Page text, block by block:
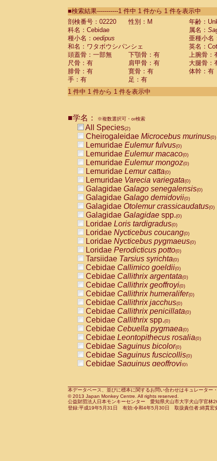
CebidaeSaguinus labiatus(0)
Cebidae Saguinus leucopus (0)
Cebidae
Cebidae
CebidaeSaguinus nigricollis (1)
Cebidae Saguinus oedipus
Cebidae Saguinus weddelli
Cebidae Saguinusspp.
Cebidae Aotus trivirgatus
Cebidae Cebus albifrons
CebidaeCebus nigrivittatus
CebidaeCebus
CebidaeSaimiri boliviensis(0)
CebidaeSaimiri sciureus(0)
AtelidaeAlouatta caraya(0)
AtelidaeAlouatta fusca(0)
AtelidaeAlouatta seniculus
AtelidaeAlouattaspp.(0)
AtelidaeAteles belzebuth(0)
AtelidaeAteles geoffroyi(0)
AtelidaeAteles paniscus(0)
AtelidaeAtelesspp.(0)
Atelidae Lagothrix lagothricha
AtelidaeLagothrix lagothricha cana
PitheciidaeCacajao calvus
PitheciidaeCallicebus cupreus
PitheciidaeCallicebus donacophilus
PitheciidaeCallicebus moloch
PitheciidaeCallicebus torquatus
PitheciidaeCallicebusspp.(0)
PitheciidaeChiropotes satanas(0)
PitheciidaePithecia monachus
PitheciidaePithecia pithecia(0)
CercopithecidaeCercocebus agilis
CercopithecidaeCercocebus
CercopithecidaeCercocebus
CercopithecidaeCercocebus
CercopithecidaeCercocebus
CercopithecidaeCercocebushybrid
CercopithecidaePapio anubis(0)
CercopithecidaePapio cynocephalus
CercopithecidaePapio hamadryas(0)
■検索結果-----------1 件中 1 件から 1 件を表示中
剖検番号：02220
性別：M
年齢：
科名：Cebidae
属名：
種小名： oedipus
亜種小名
和名：ワタボウシパンシェ
英名：
頭蓋骨：一部無
下顎骨：有
上腕骨：
尺骨：有
肩甲骨：有
大腿骨：
腓骨：有
寛骨：有
体幹：有
手：有
足：有
1 件中 1 件から 1 件を表示中
■学名： ※複数選択可・or検索
All Species(2)
Cheirogaleidae Microcebus murinus(0)
Lemuridae Eulemur fulvus(0)
Lemuridae Eulemur macaco(0)
Lemuridae Eulemur mongoz(0)
Lemuridae Lemur catta(0)
Lemuridae Varecia variegata(0)
Galagidae Galago senegalensis(0)
Galagidae Galago demidovii(0)
Galagidae Otolemur crassicaudatus(0)
Galagidae Galagidae spp.(0)
Loridae Loris tardigradus(0)
Loridae Nycticebus coucang(0)
Loridae Nycticebus pygmaeus(0)
Loridae Perodicticus potto(0)
Tarsiidae Tarsius syrichta(0)
Cebidae Callimico goeldii(0)
Cebidae Callithrix argentata(0)
Cebidae Callithrix geoffroyi(0)
Cebidae Callithrix humeralifer(0)
Cebidae Callithrix jacchus(0)
Cebidae Callithrix penicillata(0)
Cebidae Callithrixspp.(0)
Cebidae Cebuella pygmaea(0)
Cebidae Leontopithecus rosalia(0)
Cebidae Saguinus bicolor(0)
Cebidae Saguinus fuscicollis(0)
Cebidae Saguinus geoffroyi(0)
CebidaeSaguinus leucopus(0)
CebidaeSaguinus midas(0)
Cebidae Saguinus mystax(0)
本データベース、並びに標本に関するお問い合わせはキュレータ
© 2013 Japan Monkey Centre. All rights reserved.
公益財団法人日本モンキーセンター 愛知県犬山市大字犬山字官
登録:平成19年5月31日 有効:令和4年5月30日 取扱責任者:綿貫宏